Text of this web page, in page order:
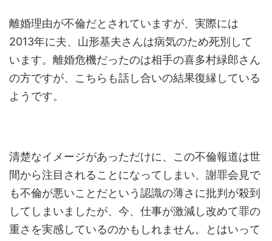
離婚理由が不倫だとされていますが、実際には
2013年に夫、山形基夫さんは病気のため死別して
います。離婚危機だったのは相手の喜多村緑郎さん
の方ですが、こちらも話し合いの結果復縁している
ようです。
清楚なイメージがあっただけに、この不倫報道は世
間から注目されることになってしまい、謝罪会見で
も不倫が悪いことだという認識の薄さに批判が殺到
してしまいましたが、今、仕事が激減し改めて罪の
重さを実感しているのかもしれません。とはいって